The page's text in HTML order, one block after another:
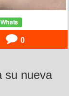
0
su nueva